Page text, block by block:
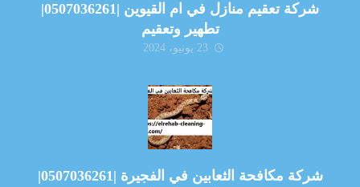
شركة تعقيم منازل في ام القيوين |0507036261|
تطهير وتعقيم
23 يونيو، 2024
شركة مكافحة الثعابين في الفجيرة |0507036261|